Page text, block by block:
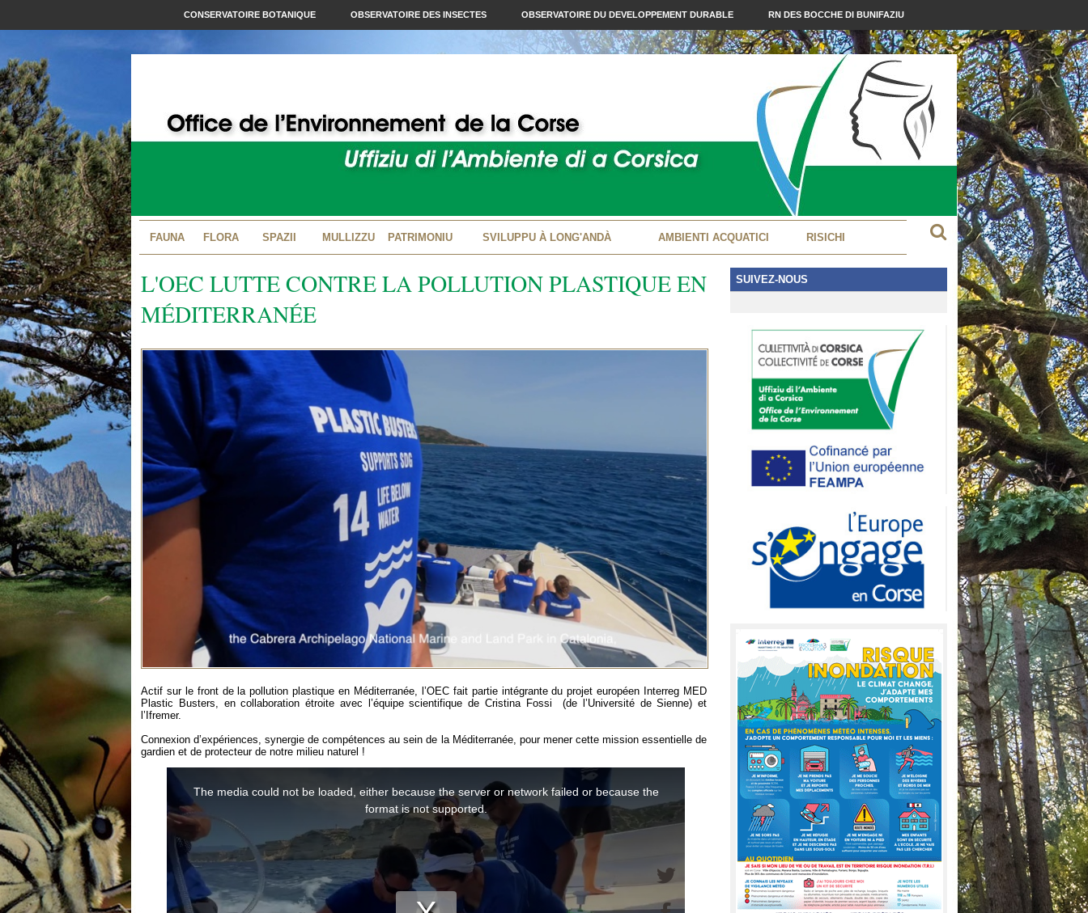
CONSERVATOIRE BOTANIQUE OBSERVATOIRE DES INSECTES OBSERVATOIRE DU DEVELOPPEMENT DURABLE RN DES BOCCHE DI BUNIFAZIU
FAUNA FLORA SPAZII MULLIZZU PATRIMONIU SVILUPPU À LONG'ANDÀ AMBIENTI ACQUATICI RISICHI
L'OEC LUTTE CONTRE LA POLLUTION PLASTIQUE EN
MÉDITERRANÉE
Actif sur le front de la pollution plastique en Méditerranée, l’OEC fait partie intégrante du projet européen Interreg MED
Plastic Busters, en collaboration étroite avec l’équipe scientifique de Cristina Fossi (de l’Université de Sienne) et
l’Ifremer.
Connexion d’expériences, synergie de compétences au sein de la Méditerranée, pour mener cette mission essentielle de
gardien et de protecteur de notre milieu naturel !
SUIVEZ-NOUS